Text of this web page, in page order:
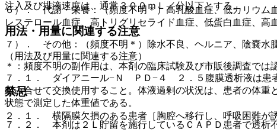
６）． 代謝・栄養：（頻度不明＊）高乳酸血症、低カリウム
レステロール血症、高トリグリセライド血症、低蛋白血症、高
７）． その他：（頻度不明＊）除水不良、ヘルニア、陰嚢水
＊：頻度不明の副作用は、本剤の臨床試験及び市販後調査で
禁忌
２．１． 横隔膜欠損のある患者［胸腔へ移行し、呼吸困難が
注入及び排液速度は、通常３００ｍＬ／分以下とする。
用法・用量に関連する注意
（用法及び用量に関連する注意）
７．１． ダイアニール−Ｎ ＰＤ−４ ２．５腹膜透析液は患
組み合せて交換使用すること。体液過剰の状況は、患者の体
状態で測定した体重値である。
７．２． 本剤は２Ｌ貯留を施行しているＣＡＰＤ患者で透析